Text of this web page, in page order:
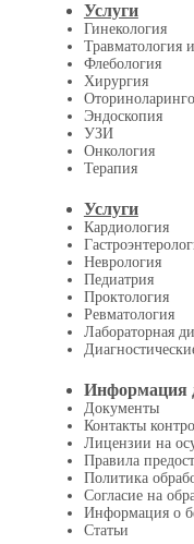
Услуги
Гинекология
Травматология
Флебология
Хирургия
Эндоскопия
УЗИ
Онкология
Терапия
Услуги
Кардиология
Неврология
Педиатрия
Проктология
Ревматология
Лабораторная
Информация
Документы
Контакты
Лицензии на
Правила
Политика
Согласие на
Информация о
Статьи